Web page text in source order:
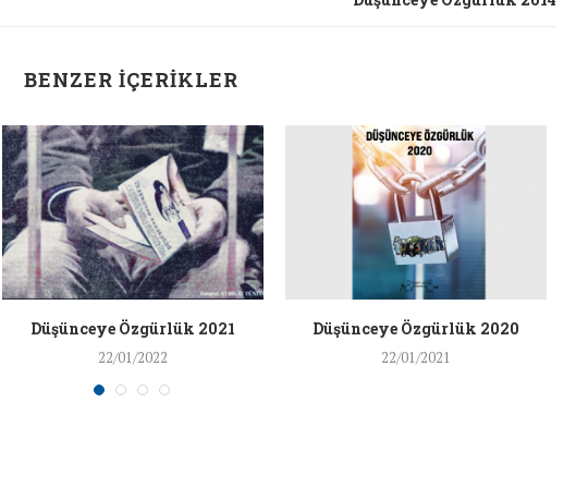
BENZER İÇERIKLER
Düşünceye Özgürlük 2021
22/01/2022
Düşünceye Özgürlük 2020
22/01/2021